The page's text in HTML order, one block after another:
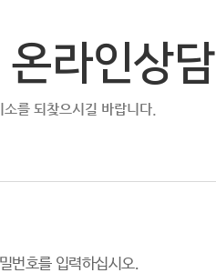
온라인상담
를 되찾으시길 바랍니다.
번호를 입력하십시오.